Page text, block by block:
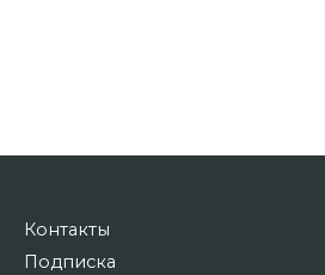
Контакты
Подписка